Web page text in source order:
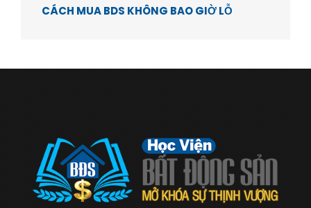
CÁCH MUA BDS KHÔNG BAO GIỜ LỖ